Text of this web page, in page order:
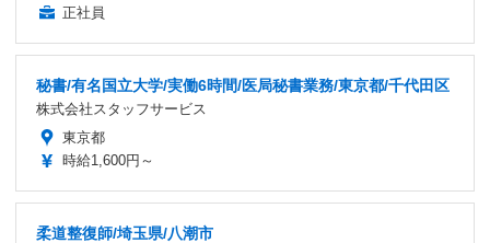
正社員
秘書/有名国立大学/実働6時間/医局秘書業務/東京都/千代田区
株式会社スタッフサービス
東京都
時給1,600円～
柔道整復師/埼玉県/八潮市